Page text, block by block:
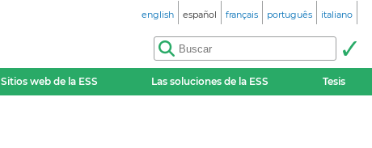
english español français português italiano
Sitios web de la ESS Las soluciones de la ESS Tesis